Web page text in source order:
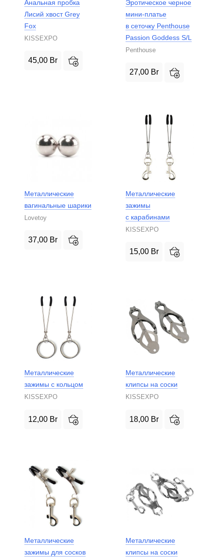
Анальная пробка
Лисий хвост Grey
Fox
KISSEXPO
45,00 Br
Эротическое черное
мини-платье
в сеточку Penthouse
Passion Goddess S/L
Penthouse
27,00 Br
Металлические
вагинальные шарики
Lovetoy
37,00 Br
Металлические
зажимы
с карабинами
KISSEXPO
15,00 Br
Металлические
зажимы с кольцом
KISSEXPO
12,00 Br
Металлические
клипсы на соски
KISSEXPO
18,00 Br
Металлические
зажимы для сосков
Металлические
клипсы на соски